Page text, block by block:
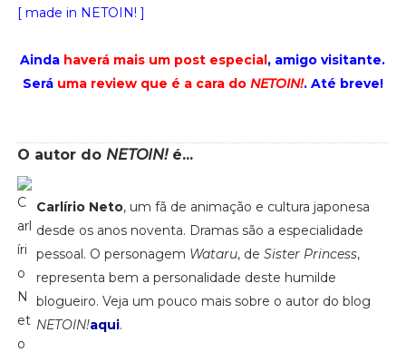
[ made in NETOIN! ]
Ainda haverá mais um post especial, amigo visitante.
Será uma review que é a cara do NETOIN!. Até breve!
O autor do NETOIN!é...
Carlírio Neto, um fã de animação e cultura japonesa
desde os anos noventa. Dramas são a especialidade
pessoal. O personagem Wataru, de Sister Princess,
representa bem a personalidade deste humilde
blogueiro. Veja um pouco mais sobre o autor do blog
NETOIN!aqui.